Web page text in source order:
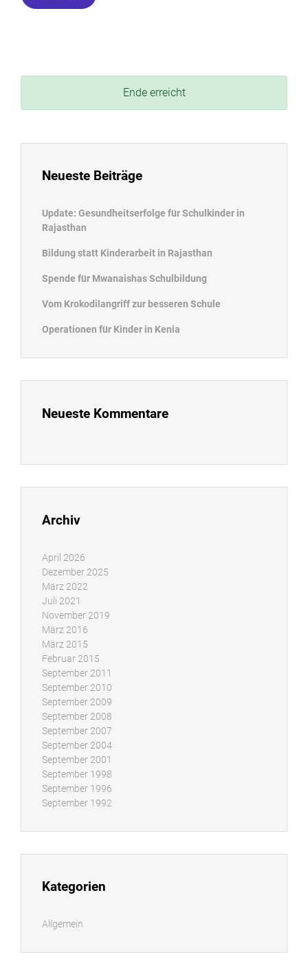
Ende erreicht
Neueste Beiträge
Update: Gesundheitserfolge für Schulkinder in
Rajasthan
Bildung statt Kinderarbeit in Rajasthan
Spende für Mwanaishas Schulbildung
Vom Krokodilangriff zur besseren Schule
Operationen für Kinder in Kenia
Neueste Kommentare
Archiv
April 2026
Dezember 2025
März 2022
Juli 2021
November 2019
März 2016
März 2015
Februar 2015
September 2011
September 2010
September 2009
September 2008
September 2007
September 2004
September 2001
September 1998
September 1996
September 1992
Kategorien
Allgemein